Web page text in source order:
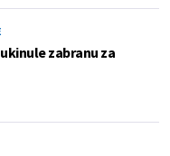
zabranu za